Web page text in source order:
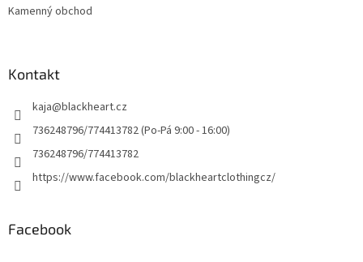
Kamenný obchod
Kontakt
kaja@blackheart.cz
736248796/774413782 (Po-Pá 9:00 - 16:00)
736248796/774413782
https://www.facebook.com/blackheartclothingcz/
Facebook